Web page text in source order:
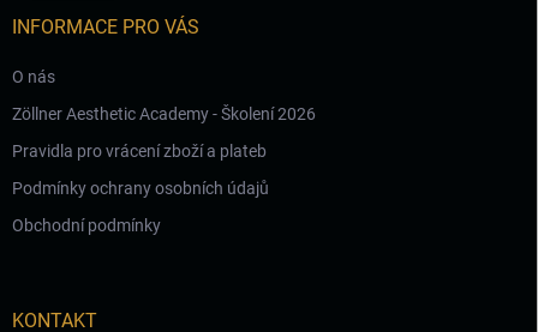
INFORMACE PRO VÁS
O nás
Zöllner Aesthetic Academy - Školení 2026
Pravidla pro vrácení zboží a plateb
Podmínky ochrany osobních údajů
Obchodní podmínky
KONTAKT